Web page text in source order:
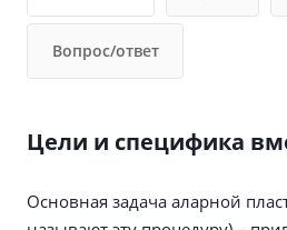
Вопрос/ответ
Цели и специфика
Основная задача аларной